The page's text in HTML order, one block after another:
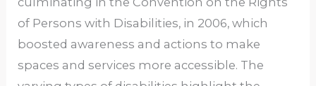
of Persons with Disabilities, in 2006, which
boosted awareness and actions to make
spaces and services more accessible. The